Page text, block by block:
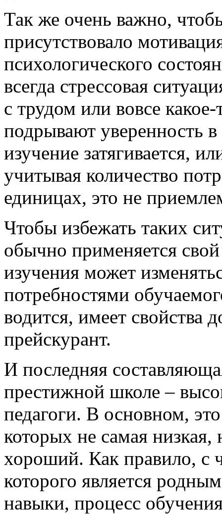
Так же очень важно,
присутствовало
психологического
всегда стрессовая
с трудом или вовсе
подрывают уверенность
изучение затягивается,
учитывая количество
единицах, это не
Чтобы избежать таких
обычно применяется
изучения может
потребностями
водится, имеет свойства
прейскурант.
И последняя
престижной школе –
педагоги. В основном,
которых не самая низкая,
хороший. Как правило, с
которого является
навыки, процесс